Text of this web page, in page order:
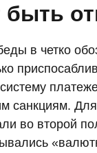
в четко
Для
во второй